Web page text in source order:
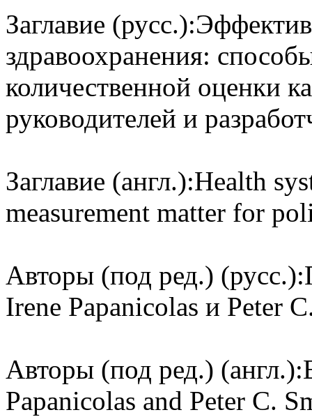
Заглавие (русс.):
здравоохранения:
количественной оценки
руководителей и
Заглавие (англ.):Health
measurement matter for
Авторы (под ред.) (русс.):
Irene Papanicolas и Peter
Авторы (под ред.) (англ.):
Papanicolas and Peter C.